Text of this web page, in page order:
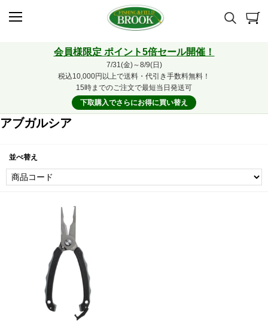
会員様限定 ポイント5倍セール開催！
7/31(金)～8/9(日)
税込10,000円以上で送料・代引き手数料無料！
15時までのご注文で最短当日発送可
下取購入でさらにお得に買い替え
アブガルシア
並べ替え